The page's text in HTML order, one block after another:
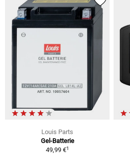
Louis Parts
Gel-Batterie
49,99 €1